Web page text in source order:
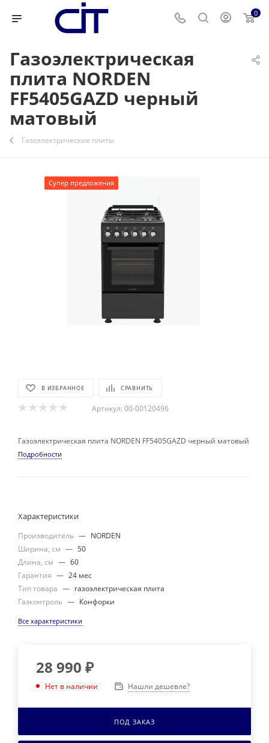
0
Газоэлектрическая
плита NORDEN
FF5405GAZD черный
матовый
Газоэлектрические плиты
Супер предложения
В ИЗБРАННОЕ СРАВНИТЬ
Артикул: 00-00120496
Газоэлектрическая плита NORDEN FF5405GAZD черный матовый
Подробности
Характеристики
Производитель — NORDEN
Ширина, см — 50
Длина, см — 60
Гарантия — 24 мес
Тип товара — газоэлектрическая плита
Газконтроль — Конфорки
Все характеристики
28 990 ₽
Нет в наличии Нашли дешевле?
ПОД ЗАКАЗ